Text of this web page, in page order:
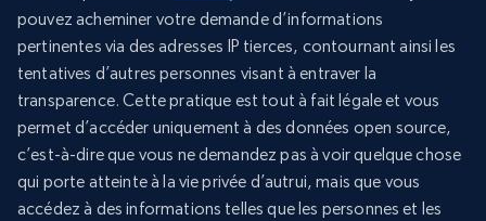
pouvez acheminer votre demande d’informations
pertinentes via des adresses IP tierces, contournant ainsi les
tentatives d’autres personnes visant à entraver la
transparence. Cette pratique est tout à fait légale et vous
permet d’accéder uniquement à des données open source,
c’est-à-dire que vous ne demandez pas à voir quelque chose
qui porte atteinte à la vie privée d’autrui, mais que vous
accédez à des informations telles que les personnes et les